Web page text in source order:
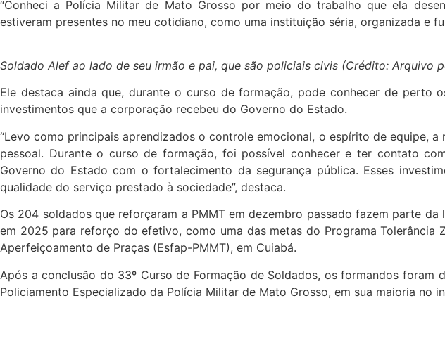
“Conheci a Polícia Militar de Mato Grosso por meio do trabalho que ela
estiveram presentes no meu cotidiano, como uma instituição séria, organizada e
Soldado Alef ao lado de seu irmão e pai, que são policiais civis (Crédito: Arquivo
Ele destaca ainda que, durante o curso de formação, pode conhecer de
investimentos que a corporação recebeu do Governo do Estado.
“Levo como principais aprendizados o controle emocional, o espírito de equipe,
pessoal. Durante o curso de formação, foi possível conhecer e ter contato
Governo do Estado com o fortalecimento da segurança pública. Esses
qualidade do serviço prestado à sociedade”, destaca.
Os 204 soldados que reforçaram a PMMT em dezembro passado fazem parte
em 2025 para reforço do efetivo, como uma das metas do Programa
Aperfeiçoamento de Praças (Esfap-PMMT), em Cuiabá.
Após a conclusão do 33º Curso de Formação de Soldados, os formandos
Policiamento Especializado da Polícia Militar de Mato Grosso, em sua maioria no